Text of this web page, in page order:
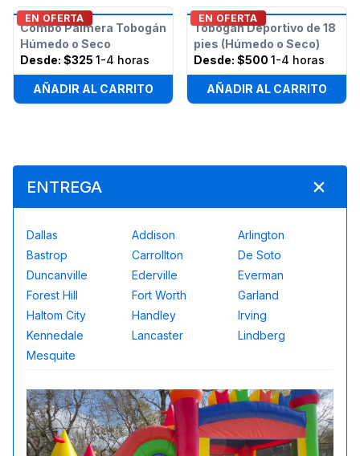
EN OFERTA
Combo Palmera Tobogán
Húmedo o Seco
Desde: $325 1-4 horas
AÑADIR AL CARRITO
EN OFERTA
Tobogán Deportivo de 18
pies (Húmedo o Seco)
Desde: $500 1-4 horas
AÑADIR AL CARRITO
ENTREGA
Dallas Addison
Arlington
Bastrop
Carrollton
De Soto
Duncanville
Ederville
Everman
Forest Hill
Fort Worth
Garland
Haltom City
Handley
Irving
Kennedale
Lancaster
Lindberg
Mesquite